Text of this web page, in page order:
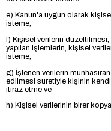
e) Kanun'a uygun olarak
isteme,
f) Kişisel verilerin
yapılan işlemlerin, kişisel
isteme,
g) İşlenen verilerin
edilmesi suretiyle kişinin
itiraz etme ve
h) Kişisel verilerinin birer